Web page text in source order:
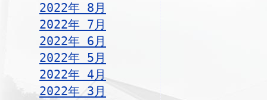
2022年 8月
2022年 7月
2022年 6月
2022年 5月
2022年 4月
2022年 3月